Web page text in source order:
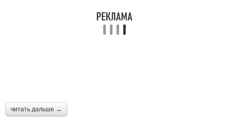
читать дальше →